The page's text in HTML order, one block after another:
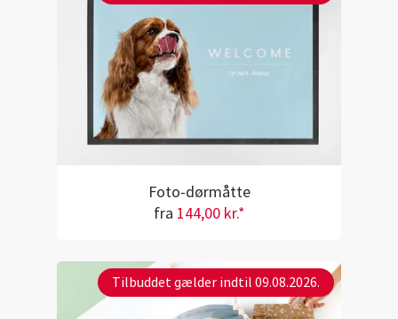
Foto-dørmåtte
fra 144,00 kr.*
Tilbuddet gælder indtil 09.08.2026.